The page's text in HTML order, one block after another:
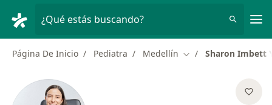
¿Qué estás buscando?
Página De Inicio Pediatra Medellín Cambiar de ciudad
Sharon Imbett